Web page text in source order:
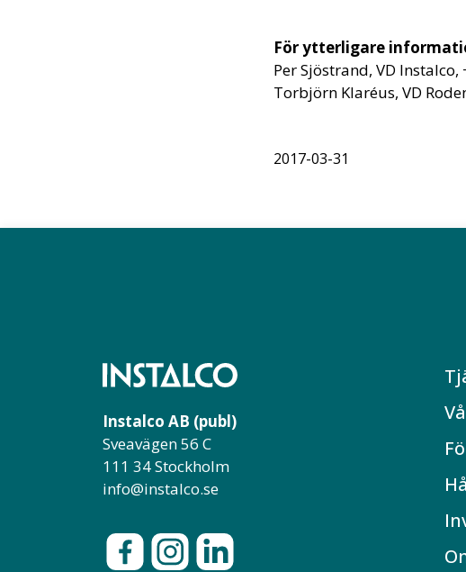
För ytterligare
Per Sjöstrand, VD
Torbjörn Klaréus, VD
2017-03-31
Instalco AB (publ)
Sveavägen 56 C
111 34 Stockholm
info@instalco.se